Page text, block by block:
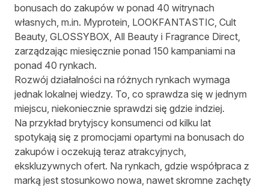
bonusach do zakupów w ponad 40 witrynach
własnych, m.in. Myprotein, LOOKFANTASTIC, Cult
Beauty, GLOSSYBOX, All Beauty i Fragrance Direct,
zarządzając miesięcznie ponad 150 kampaniami na
ponad 40 rynkach.
Rozwój działalności na różnych rynkach wymaga
jednak lokalnej wiedzy. To, co sprawdza się w jednym
miejscu, niekoniecznie sprawdzi się gdzie indziej.
Na przykład brytyjscy konsumenci od kilku lat
spotykają się z promocjami opartymi na bonusach do
zakupów i oczekują teraz atrakcyjnych,
ekskluzywnych ofert. Na rynkach, gdzie współpraca z
marką jest stosunkowo nowa, nawet skromne zachęty